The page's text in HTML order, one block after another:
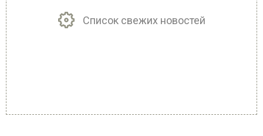
Список свежих новостей